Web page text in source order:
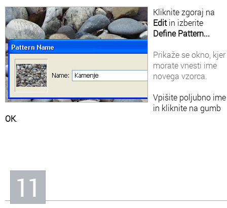
Kliknite zgoraj na
Editin izberite
Define Pattern...
Prikaže se okno, kjer
morate vnesti ime
novega vzorca.
Vpišite poljubno ime
in kliknite na gumb
OK.
11